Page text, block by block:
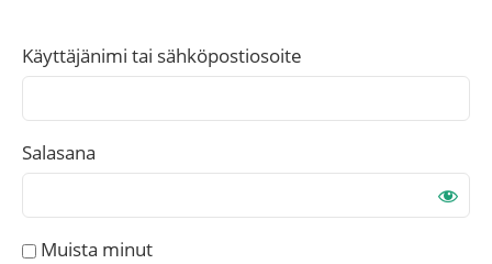
Käyttäjänimi tai sähköpostiosoite
Salasana
Muista minut